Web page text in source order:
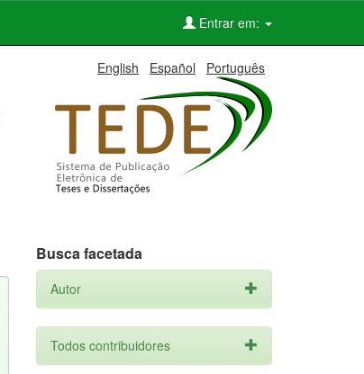
Entrar em:
English Español Português
Busca facetada
Autor
Todos contribuidores